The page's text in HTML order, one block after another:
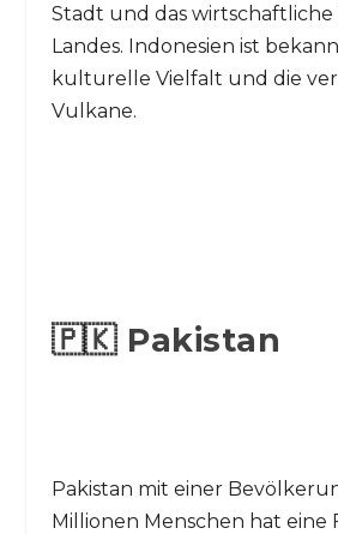
Stadt und das
Landes. Indonesien ist
kulturelle Vielfalt und die
Vulkane.
🇵🇰 Pakistan
Pakistan mit einer
Millionen Menschen hat eine